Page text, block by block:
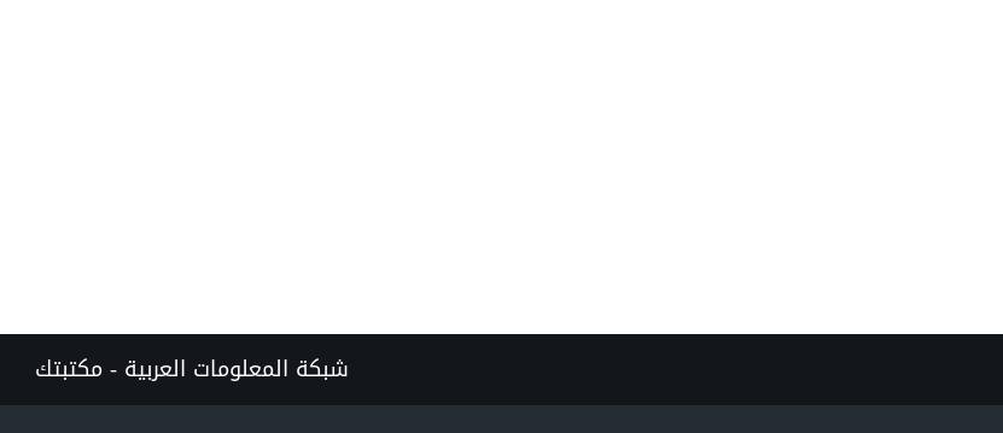
شبكة المعلومات العربية - مكتبتك